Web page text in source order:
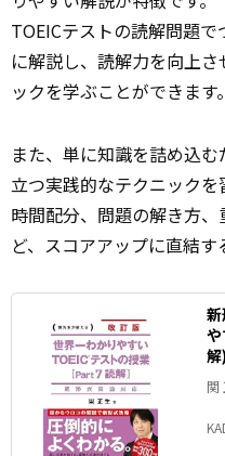
TOEICテストの読解問題
に解説し、読解力を向上
ックを学ぶことができます。
また、単に知識を詰め込
立つ実践的なテクニックを
時間配分、問題の解き方
ど、スコアアップに直結す
解)
関